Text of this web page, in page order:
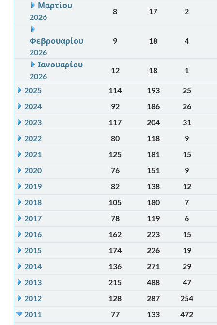
Μαρτίου
2026
8 17 2
Φεβρουαρίου
2026
9 18 4
Ιανουαρίου
2026
12 18 1
2025 114 193
25
2024
92 186
26
2023
117 204
31
2022
80 118
9
2021
125 181
15
2020
76 151
9
2019
82 138
12
2018
105 180
7
2017
78 119
6
2016
162 223
15
2015
174 226
19
2014
136 271
29
2013
215 488
47
2012
128 287
254
2011
77 133 472